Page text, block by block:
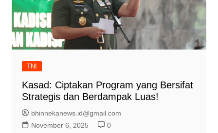
TNI
Kasad: Ciptakan Program yang Bersifat
Strategis dan Berdampak Luas!
bhinnekanews.id@gmail.com
November 6, 2025
0